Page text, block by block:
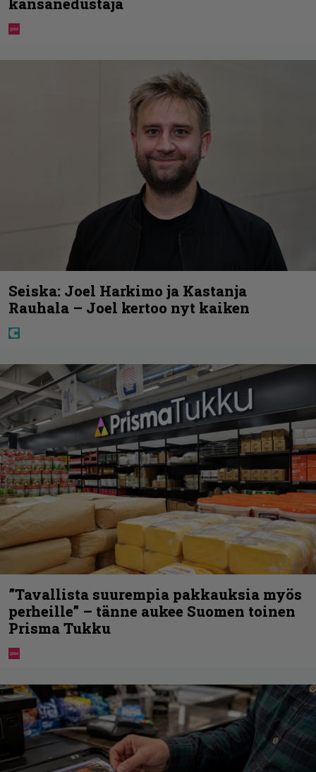
Seiska: Joel Harkimo ja Kastanja
Rauhala – Joel kertoo nyt kaiken
”Tavallista suurempia pakkauksia myös
perheille” – tänne aukee Suomen toinen
Prisma Tukku